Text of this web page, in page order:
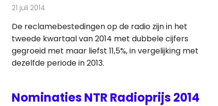
21 juli 2014
De reclamebestedingen op de radio zijn in het
tweede kwartaal van 2014 met dubbele cijfers
gegroeid met maar liefst 11,5%, in vergelijking met
dezelfde periode in 2013.
Nominaties NTR Radioprijs 2014